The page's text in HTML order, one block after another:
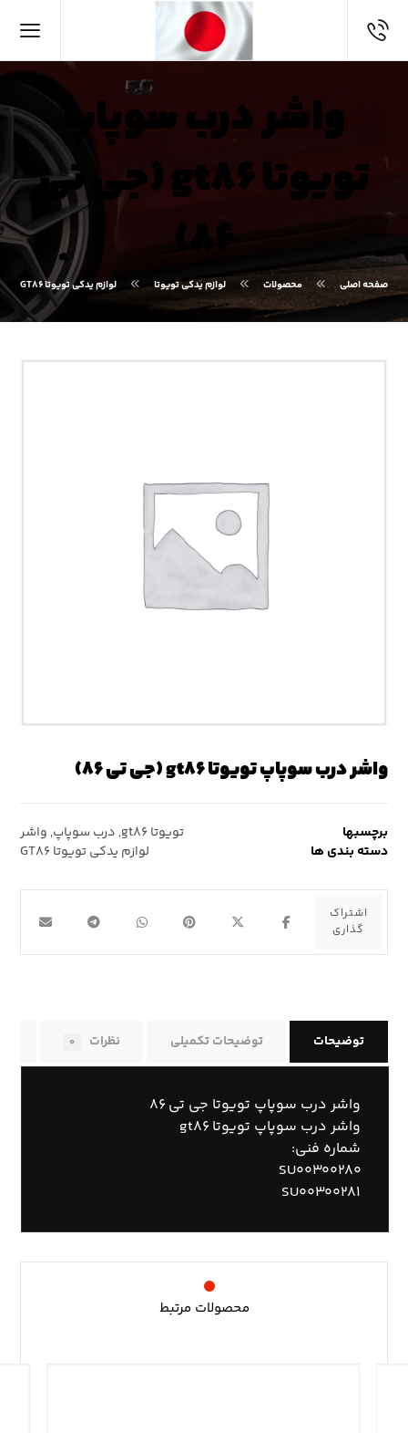
واشر درب سوپاپ
تویوتا gt۸۶ (جی تی
۸۶)
صفحه اصلی محصولات لوازم یدکی تویوتا لوازم یدکی تویوتا GT۸۶
واشر درب سوپاپ تویوتا gt۸۶ (جی تی ۸۶)
برچسبها تویوتا gt۸۶ , درب سوپاپ, واشر
دسته بندی ها
لوازم یدکی تویوتا GT۸۶
توضیحات توضیحات تکمیلی نظرات ۰
واشر درب سوپاپ تویوتا جی تی ۸۶
واشر درب سوپاپ تویوتا gt۸۶
شماره فنی:
SU۰۰۳۰۰۲۸۰
SU۰۰۳۰۰۲۸۱
محصولات مرتبط